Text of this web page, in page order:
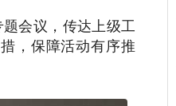
会议，传达上级工
，保障活动有序推